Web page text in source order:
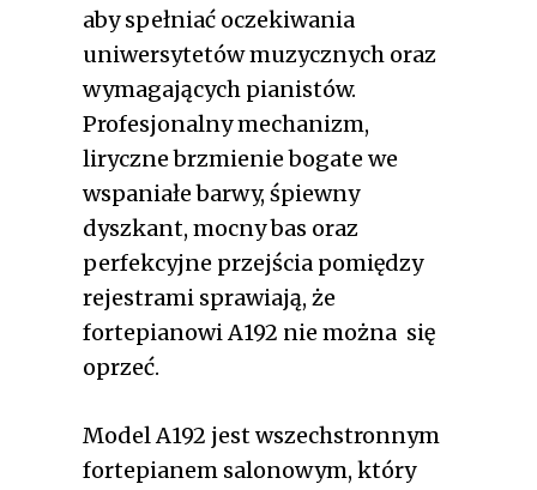
aby spełniać oczekiwania
uniwersytetów muzycznych oraz
wymagających pianistów.
Profesjonalny mechanizm,
liryczne brzmienie bogate we
wspaniałe barwy, śpiewny
dyszkant, mocny bas oraz
perfekcyjne przejścia pomiędzy
rejestrami sprawiają, że
fortepianowi A192 nie można się
oprzeć.
Model A192 jest wszechstronnym
fortepianem salonowym, który